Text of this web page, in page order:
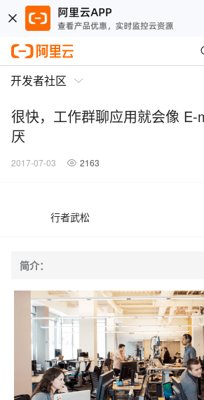
开发者社区
很快，工作群聊应用就会像 E-
厌
2017-07-03 2163
行者武松
简介：